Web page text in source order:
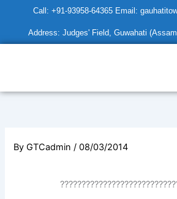
content
Call: +91-93958-64365 Email:
Address: Judges' Field, Guwahati
ByGTCadmin/08/03/2014